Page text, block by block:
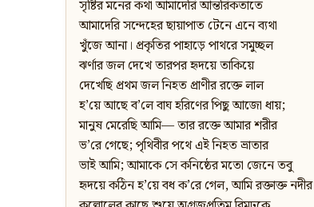
সৃষ্টির মনের কথা আমাদেরি আন্তরিকতাতে
আমাদেরি সন্দেহের ছায়াপাত টেনে এনে ব্যথা
খুঁজে আনা। প্রকৃতির পাহাড়ে পাথরে সমুচ্ছল
ঝর্ণার জল দেখে তারপর হৃদয়ে তাকিয়ে
দেখেছি প্রথম জল নিহত প্রাণীর রক্তে লাল
হ’য়ে আছে ব’লে বাঘ হরিণের পিছু আজো ধায়;
মানুষ মেরেছি আমি— তার রক্তে আমার শরীর
ভ’রে গেছে; পৃথিবীর পথে এই নিহত ভ্রাতার
ভাই আমি; আমাকে সে কনিষ্ঠের মতো জেনে তবু
হৃদয়ে কঠিন হ’য়ে বধ ক’রে গেল, আমি রক্তাক্ত নদীর